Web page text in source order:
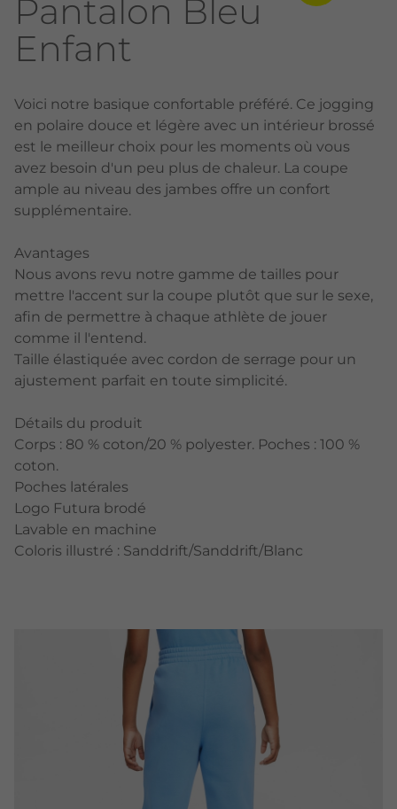
Pantalon Bleu
Enfant
Voici notre basique confortable préféré. Ce jogging
en polaire douce et légère avec un intérieur brossé
est le meilleur choix pour les moments où vous
avez besoin d'un peu plus de chaleur. La coupe
ample au niveau des jambes offre un confort
supplémentaire.
Avantages
Nous avons revu notre gamme de tailles pour
mettre l'accent sur la coupe plutôt que sur le sexe,
afin de permettre à chaque athlète de jouer
comme il l'entend.
Taille élastiquée avec cordon de serrage pour un
ajustement parfait en toute simplicité.
Détails du produit
Corps : 80 % coton/20 % polyester. Poches : 100 %
coton.
Poches latérales
Logo Futura brodé
Lavable en machine
Coloris illustré : Sanddrift/Sanddrift/Blanc